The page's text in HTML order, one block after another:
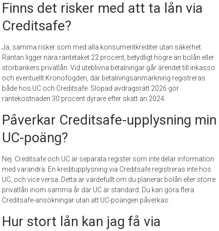
Finns det risker med att ta lån via
Creditsafe?
Ja, samma risker som med alla konsumentkrediter utan säkerhet.
Räntan ligger nära räntetaket 22 procent, betydligt högre än bolån eller
storbankers privatlån. Vid uteblivna betalningar går ärendet till inkasso
och eventuellt Kronofogden, där betalningsanmärkning registreras
både hos UC och Creditsafe. Slopad avdragsrätt 2026 gör
räntekostnaden 30 procent dyrare efter skatt än 2024.
Påverkar Creditsafe-upplysning min
UC-poäng?
Nej. Creditsafe och UC är separata register som inte delar information
med varandra. En kreditupplysning via Creditsafe registreras inte hos
UC, och vice versa. Detta är värdefullt om du planerar bolån eller större
privatlån inom samma år där UC är standard. Du kan göra flera
Creditsafe-ansökningar utan att UC-poängen påverkas.
Hur stort lån kan jag få via